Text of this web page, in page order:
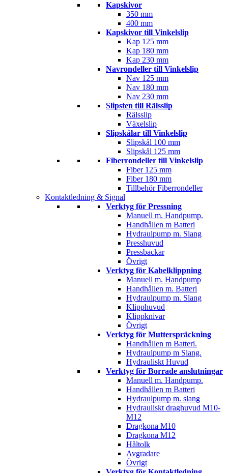
Kapskivor
350 mm
400 mm
Kapskivor till Vinkelslip
Kap 125 mm
Kap 180 mm
Kap 230 mm
Navrondeller till Vinkelslip
Nav 125 mm
Nav 180 mm
Nav 230 mm
Slipsten till Rälsslip
Rälsslip
Växelslip
Slipskålar till Vinkelslip
Slipskål 100 mm
Slipskål 125 mm
Fiberrondeller till Vinkelslip
Fiber 125 mm
Fiber 180 mm
Tillbehör Fiberrondeller
Kontaktledning & Signal
Verktyg för Pressning
Manuell m. Handpump.
Handhållen m Batteri
Hydraulpump m. Slang
Presshuvud
Pressbackar
Övrigt
Verktyg för Kabelklippning
Manuell m. Handpump
Handhållen m. Batteri
Hydraulpump m. Slang
Klipphuvud
Klippknivar
Övrigt
Verktyg för Mutterspräckning
Handhållen m Batteri.
Hydraulpump m Slang.
Hydrauliskt Huvud
Verktyg för Borrade anslutningar
Manuell m. Handpump.
Handhållen m Batteri
Hydraulpump m. slang
Hydrauliskt draghuvud M10-
M12
Dragkona M10
Dragkona M12
Håltolk
Avgradare
Övrigt